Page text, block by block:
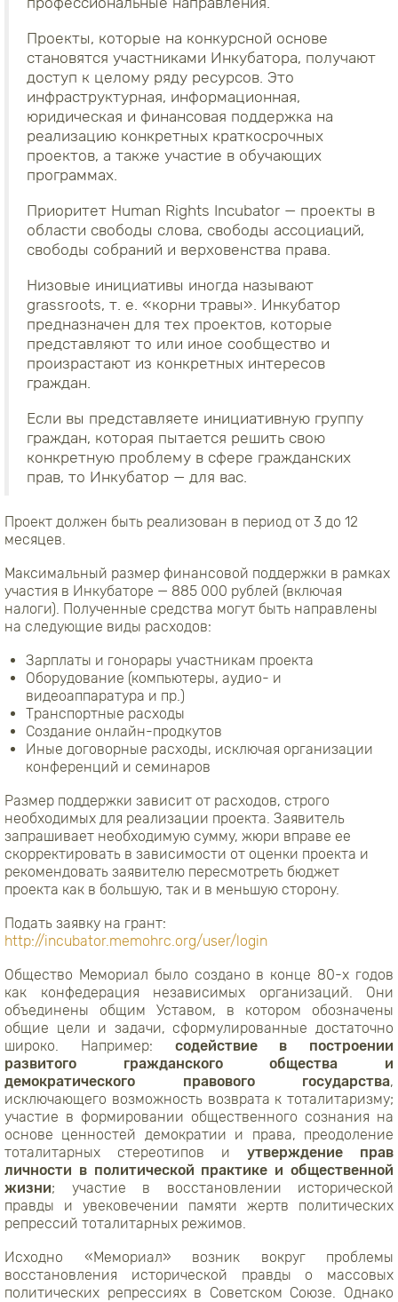
Проекты, которые на конкурсной основе
становятся участниками Инкубатора, получают
доступ к целому ряду ресурсов. Это
инфраструктурная, информационная,
юридическая и финансовая поддержка на
реализацию конкретных краткосрочных
проектов, а также участие в обучающих
программах.
Приоритет Human Rights Incubator — проекты в
области свободы слова, свободы ассоциаций,
свободы собраний и верховенства права.
Низовые инициативы иногда называют
grassroots, т. е. «корни травы». Инкубатор
предназначен для тех проектов, которые
представляют то или иное сообщество и
произрастают из конкретных интересов
граждан.
Если вы представляете инициативную группу
граждан, которая пытается решить свою
конкретную проблему в сфере гражданских
прав, то Инкубатор — для вас.
Проект должен быть реализован в период от 3 до 12
месяцев.
Максимальный размер финансовой поддержки в рамках
участия в Инкубаторе — 885 000 рублей (включая
налоги). Полученные средства могут быть направлены
на следующие виды расходов:
Зарплаты и гонорары участникам проекта
Оборудование (компьютеры, аудио- и
видеоаппаратура и пр.)
Транспортные расходы
Создание онлайн-продкутов
Иные договорные расходы, исключая организации
конференций и семинаров
Размер поддержки зависит от расходов, строго
необходимых для реализации проекта. Заявитель
запрашивает необходимую сумму, жюри вправе ее
скорректировать в зависимости от оценки проекта и
рекомендовать заявителю пересмотреть бюджет
проекта как в большую, так и в меньшую сторону.
Подать заявку на грант:
http://incubator.memohrc.org/user/login
Общество Мемориал было создано в конце 80-х годов
как конфедерация независимых организаций. Они
объединены общим Уставом, в котором обозначены
общие цели и задачи, сформулированные достаточно
широко. Например: содействие в построении
развитого гражданского общества
и
демократического правового государства,
исключающего возможность возврата к тоталитаризму;
участие в формировании общественного сознания на
основе ценностей демократии и права, преодоление
тоталитарных стереотипов и утверждение прав
личности в политической практике и общественной
жизни; участие в восстановлении исторической
правды и увековечении памяти жертв политических
репрессий тоталитарных режимов.
Исходно «Мемориал» возник вокруг проблемы
восстановления исторической правды о массовых
политических репрессиях в Советском Союзе. Однако